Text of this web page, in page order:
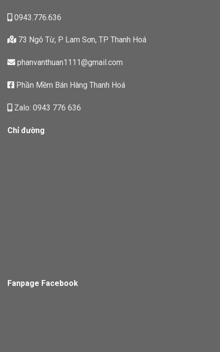
0943.776.636
73 Ngô Từ, P Lam Sơn, TP Thanh Hoá
phanvanthuan1111@gmail.com
Phần Mềm Bán Hàng Thanh Hoá
Zalo: 0943 776 636
Chỉ đường
Fanpage Facebook